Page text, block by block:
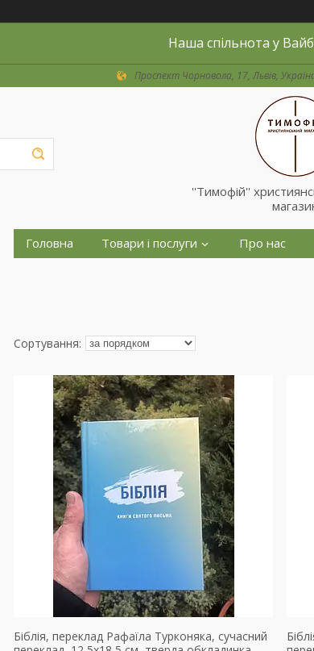
Наша спільнота у
Проспект Чорновола, 17, Львів,
''Тимофій''
Головна Товари і послуги Про нас
Біблія, переклад Рафаїла Турконяка, сучасний